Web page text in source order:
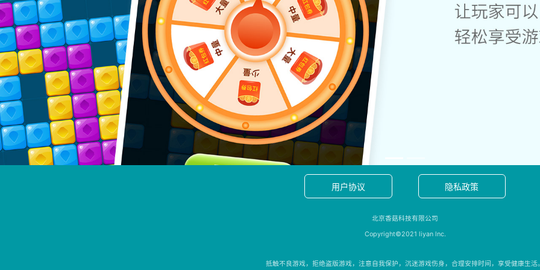
用户协议 隐私政策
北京香菇科技有限公司
Copyright©2021 liyan lnc.
抵触不良游戏，拒绝盗版游戏，注意自我保护，沉迷游戏伤身，合理安排时间，享受健康生活